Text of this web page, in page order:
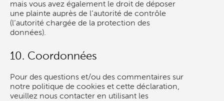
mais vous avez également le droit de déposer
une plainte auprès de l’autorité de contrôle
(l’autorité chargée de la protection des
données).
10. Coordonnées
Pour des questions et/ou des commentaires sur
notre politique de cookies et cette déclaration,
veuillez nous contacter en utilisant les